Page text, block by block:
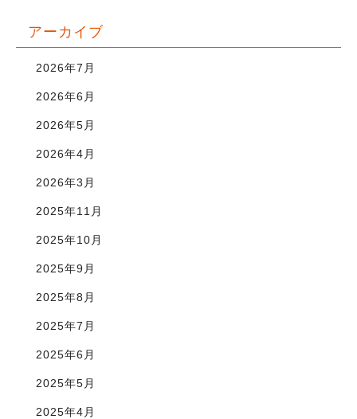
アーカイブ
2026年7月
2026年6月
2026年5月
2026年4月
2026年3月
2025年11月
2025年10月
2025年9月
2025年8月
2025年7月
2025年6月
2025年5月
2025年4月